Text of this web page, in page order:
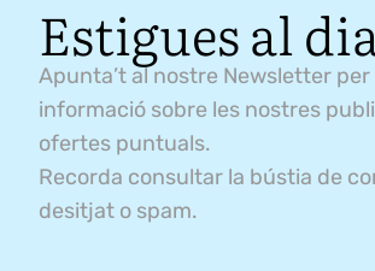
Estigues al
Apunta’t al nostre Newsletter
informació sobre les nostres
ofertes puntuals.
Recorda consultar la bústia de
desitjat o spam.